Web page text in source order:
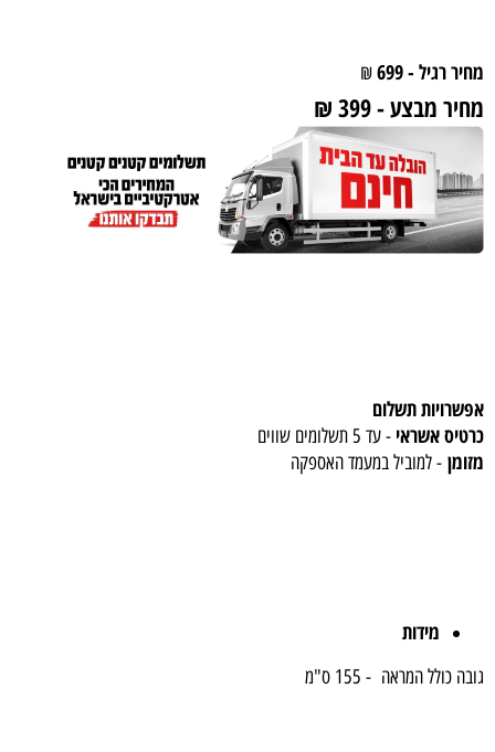
מחיר רגיל - 699 ₪
מחיר מבצע-
399
₪
אפשרויות תשלום
כרטיס אשראי - עד 5 תשלומים שווים
מזומן - למוביל במעמד האספקה
מידות
גובה כולל המראה - 155 ס"מ